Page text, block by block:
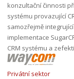
konzultační činnosti
systému provazující
samozřejmě
implementace
CRM systému a
Privátní sektor